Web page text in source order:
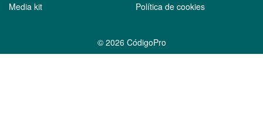
Media kit
Política de cookies
© 2026 CódigoPro